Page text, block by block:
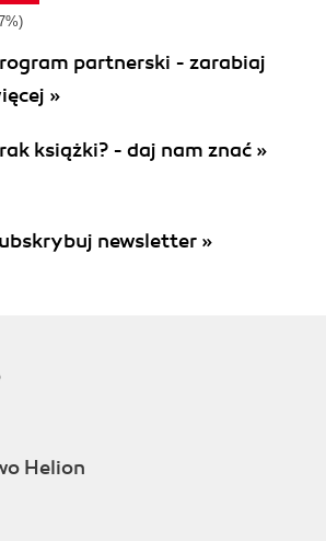
partnerski - zarabiaj
»
książki? - daj nam znać »
newsletter »
Helion